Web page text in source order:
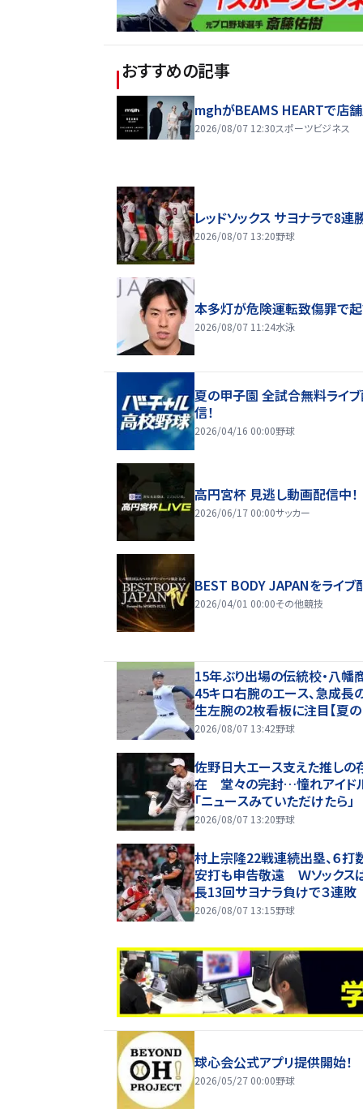
おすすめの記事
mghがBEAMS HEARTで店
2026/08/07 12:30スポーツビジネス
レッドソックス サヨナラで8連
2026/08/07 13:20野球
本多灯が危険運転致傷罪で
2026/08/07 11:24水泳
夏の甲子園 全試合無料ライ
信！
2026/04/16 00:00野球
高円宮杯 見逃し動画配信中！
2026/06/17 00:00サッカー
BEST BODY JAPANをライブ
2026/04/01 00:00その他競技
15年ぶり出場の伝統校・八幡
45キロ右腕のエース、急成長
生左腕の2枚看板に注目【夏
園・ベンチ入り選手】
2026/08/07 13:42野球
佐野日大エース支えた推しの
在 堂々の完封…憧れアイド
「ニュースみていただけたら」
2026/08/07 13:20野球
村上宗隆22戦連続出塁、６打
安打も申告敬遠 Ｗソックス
長13回サヨナラ負けで３連敗
2026/08/07 13:15野球
球心会公式アプリ提供開始！
2026/05/27 00:00野球